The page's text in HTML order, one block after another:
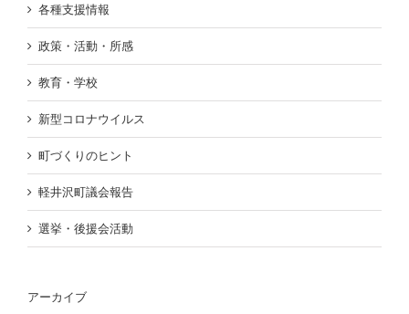
各種支援情報
政策・活動・所感
教育・学校
新型コロナウイルス
町づくりのヒント
軽井沢町議会報告
選挙・後援会活動
アーカイブ